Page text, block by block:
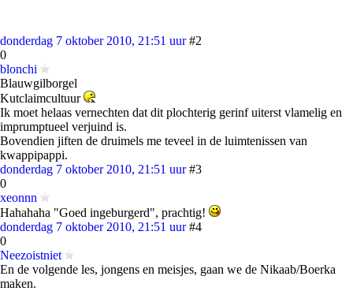
donderdag 7 oktober 2010, 21:51 uur #2
0
blonchi
Blauwgilborgel
Kutclaimcultuur
Ik moet helaas vernechten dat dit plochterig gerinf uiterst vlamelig en
imprumptueel verjuind is.
Bovendien jiften de druimels me teveel in de luimtenissen van
kwappipappi.
donderdag 7 oktober 2010, 21:51 uur #3
0
xeonnn
Hahahaha "Goed ingeburgerd", prachtig!
donderdag 7 oktober 2010, 21:51 uur #4
0
Neezoistniet
En de volgende les, jongens en meisjes, gaan we de Nikaab/Boerka
maken.